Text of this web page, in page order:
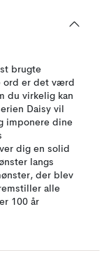
brugte
ord er det værd
du virkelig kan
Daisy vil
imponere dine
dig en solid
langs
der blev
alle
100 år